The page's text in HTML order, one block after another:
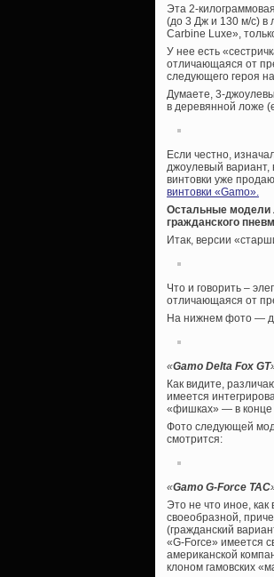
Эта 2-
(до 3 Дж и 130 м/с) в
Carbine Luxe»,
У нее есть
отличающаяся от
следующего героя
Думаете, 3-
в деревянной ложе
Если честно,
джоулевый вариант,
винтовки уже
винтовки «Gamo».
Остальные модели
гражданского
Итак, версии
Что и говорить –
отличающаяся от
На нижнем фото —
«Gamo Delta Fox GT
Как видите,
имеется
«фишках» — в конце
Фото следующей
смотрится:
«Gamo G-Force TAC
Это не что иное,
своеобразной,
(гражданский
«G-Force» имеется
американской
клоном гамовских